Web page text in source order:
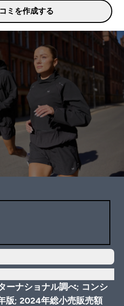
ミを作成する
ーナショナル調べ; コンシ
版; 2024年総小売販売額